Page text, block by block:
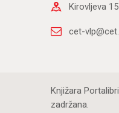
Kirovljeva 15
cet-
Knjižara
zadržana.